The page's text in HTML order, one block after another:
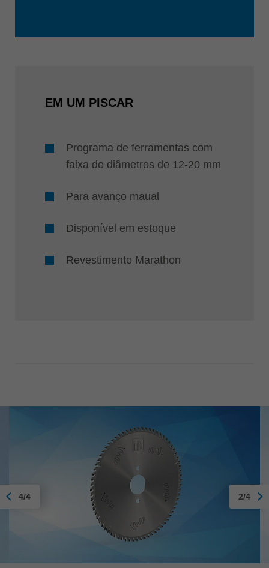
EM UM PISCAR
Programa de ferramentas com
faixa de diâmetros de 12-20 mm
Para avanço maual
Disponível em estoque
Revestimento Marathon
4/4 2/4